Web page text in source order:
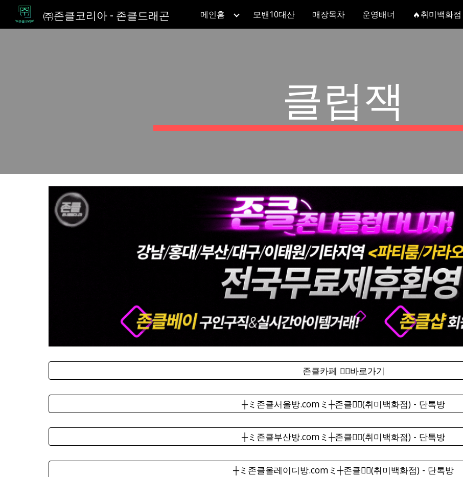
Skip to main content Skip to navigation
㈜존클코리아 - 존클드래곤 메인홈 모밴10대산 매장목차 운영배너 🔥취미백화점
클럽잭
존클카페 ❤️‍🔥바로가기
┼ミ존클서울방.comミ┼존클❤️‍🔥(취미백화점) - 단톡방
┼ミ존클부산방.comミ┼존클❤️‍🔥(취미백화점) - 단톡방
┼ミ존클올레이디방.comミ┼존클❤️‍🔥(취미백화점) - 단톡방